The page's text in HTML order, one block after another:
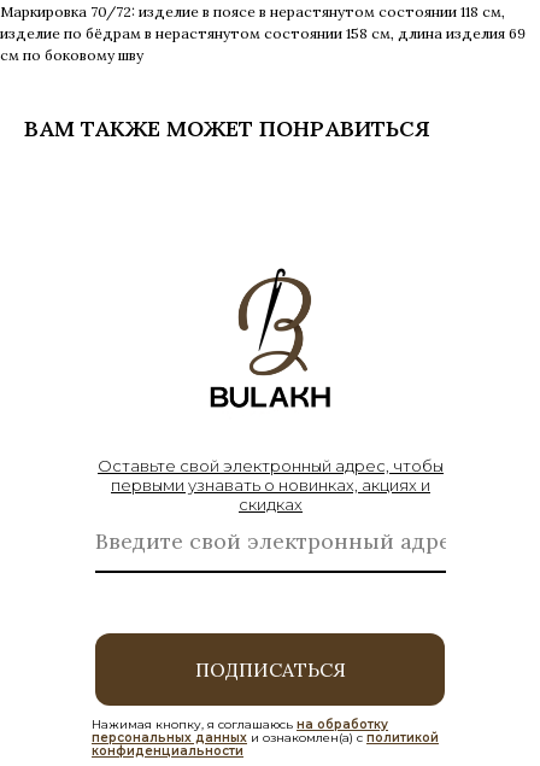
Маркировка 70/72: изделие в поясе в нерастянутом состоянии 118 см,
изделие по бёдрам в нерастянутом состоянии 158 см, длина изделия 69
см по боковому шву
ВАМ ТАКЖЕ МОЖЕТ ПОНРАВИТЬСЯ
Оставьте свой электронный адрес, чтобы
первыми узнавать о новинках, акциях и
скидках
ПОДПИСАТЬСЯ
Нажимая кнопку, я соглашаюсь на обработку
персональных данных и ознакомлен(а) с политикой
конфиденциальности